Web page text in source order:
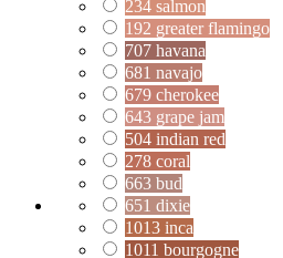
234 salmon
192 greater flamingo
707 havana
681 navajo
679 cherokee
643 grape jam
504 indian red
278 coral
663 bud
651 dixie
1013 inca
1011 bourgogne